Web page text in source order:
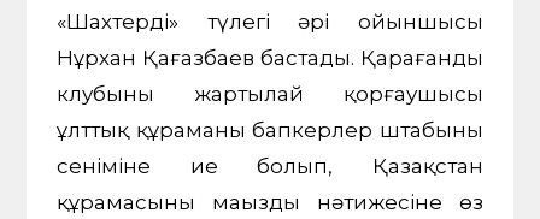
«Шахтердің» түлегі әрі ойыншысы
Нұрхан Қағазбаев бастады. Қарағанды
клубының жартылай қорғаушысы
ұлттық құраманың бапкерлер штабының
сеніміне ие болып, Қазақстан
құрамасының маңызды нәтижесіне өз